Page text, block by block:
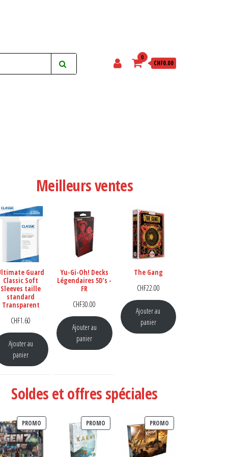
0
CHF0.00
Meilleurs ventes
Guard
Classic Soft
Sleeves taille
standard
Transparent
CHF1.60
Ajouter au
panier
Yu-Gi-Oh! Decks
Légendaires 5D’s -
FR
CHF30.00
Ajouter au
panier
The Gang
CHF22.00
Ajouter au
panier
Soldes et offres spéciales
PROMO PRODUIT EN PROMOTION
PROMOPRODUIT EN PROMOTION
PROMOPRODUIT EN